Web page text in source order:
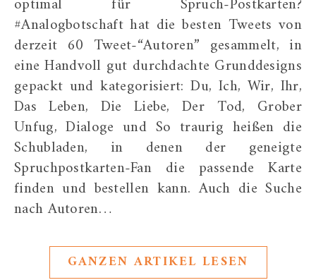
#Analogbotschaft hat die besten Tweets von
derzeit 60 Tweet-“Autoren” gesammelt, in
eine Handvoll gut durchdachte Grunddesigns
gepackt und kategorisiert: Du, Ich, Wir, Ihr,
Das Leben, Die Liebe, Der Tod, Grober
Unfug, Dialoge und So traurig heißen die
Schubladen, in denen der geneigte
Spruchpostkarten-Fan die passende Karte
finden und bestellen kann. Auch die Suche
nach Autoren…
GANZEN ARTIKEL LESEN